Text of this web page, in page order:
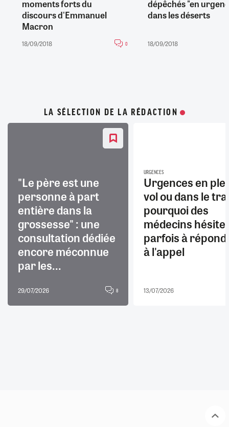
moments forts du
discours d'Emmanuel
Macron
18/09/2018 0
dépêchés "en
dans les déserts
18/09/2018
LA SÉLECTION DE LA RÉDACTION
"Le père est une
personne à part
entière dans la
grossesse" : une
consultation dédiée
encore méconnue
par les...
29/07/2026 8
URGENCES
Urgences en
vol ou dans le
pourquoi des
médecins
parfois à
à l'appel
13/07/2026